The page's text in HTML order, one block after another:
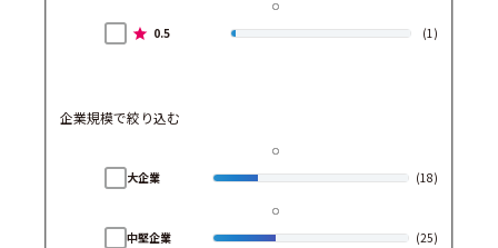
0.5 (1)
企業規模で絞り込む
大企業 (18)
中堅企業 (25)